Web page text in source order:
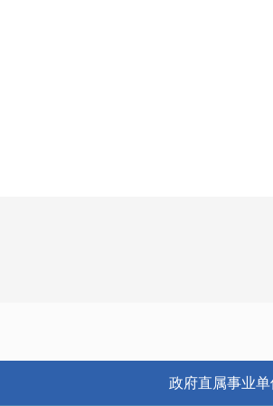
政府直属事业单